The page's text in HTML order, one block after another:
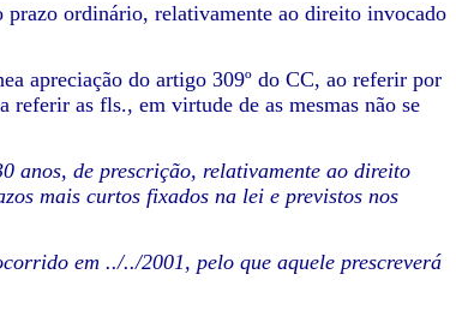
ordinário, relativamente ao direito invocado
do artigo 309º do CC, ao referir por
referir as fls., em virtude de as mesmas não se
anos, de prescrição, relativamente ao direito
mais curtos fixados na lei e previstos nos
em ../../2001, pelo que aquele prescreverá